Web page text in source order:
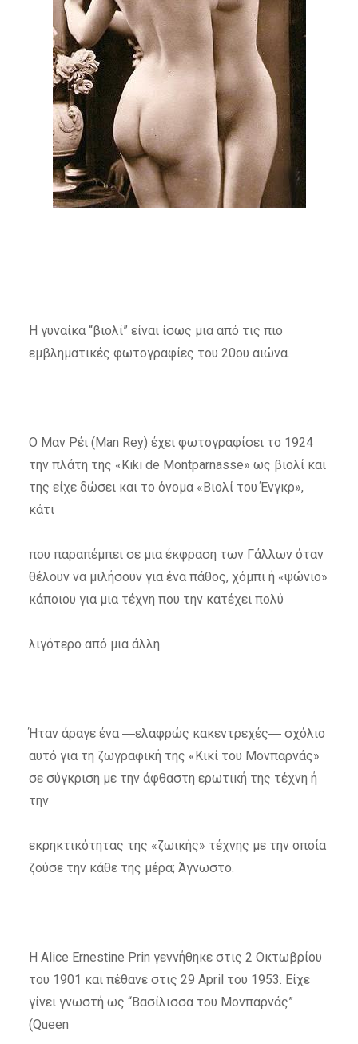
Η γυναίκα “βιολί” είναι ίσως μια από τις πιο
εμβληματικές φωτογραφίες του 20ου αιώνα.
O Μαν Ρέι (Man Rey) έχει φωτογραφίσει το 1924
την πλάτη της «Kiki de Montparnasse» ως βιολί και
της είχε δώσει και το όνομα «Βιολί του Ένγκρ»,
κάτι
που παραπέμπει σε μια έκφραση των Γάλλων όταν
θέλουν να μιλήσουν για ένα πάθος, χόμπι ή «ψώνιο»
κάποιου για μια τέχνη που την κατέχει πολύ
λιγότερο από μια άλλη.
Ήταν άραγε ένα ―ελαφρώς κακεντρεχές― σχόλιο
αυτό για τη ζωγραφική της «Κικί του Μονπαρνάς»
σε σύγκριση με την άφθαστη ερωτική της τέχνη ή
την
εκρηκτικότητας της «ζωικής» τέχνης με την οποία
ζούσε την κάθε της μέρα; Άγνωστο.
Η Alice Ernestine Prin γεννήθηκε στις 2 Οκτωβρίου
του 1901 και πέθανε στις 29 April του 1953. Είχε
γίνει γνωστή ως “Βασίλισσα του Μονπαρνάς”
(Queen